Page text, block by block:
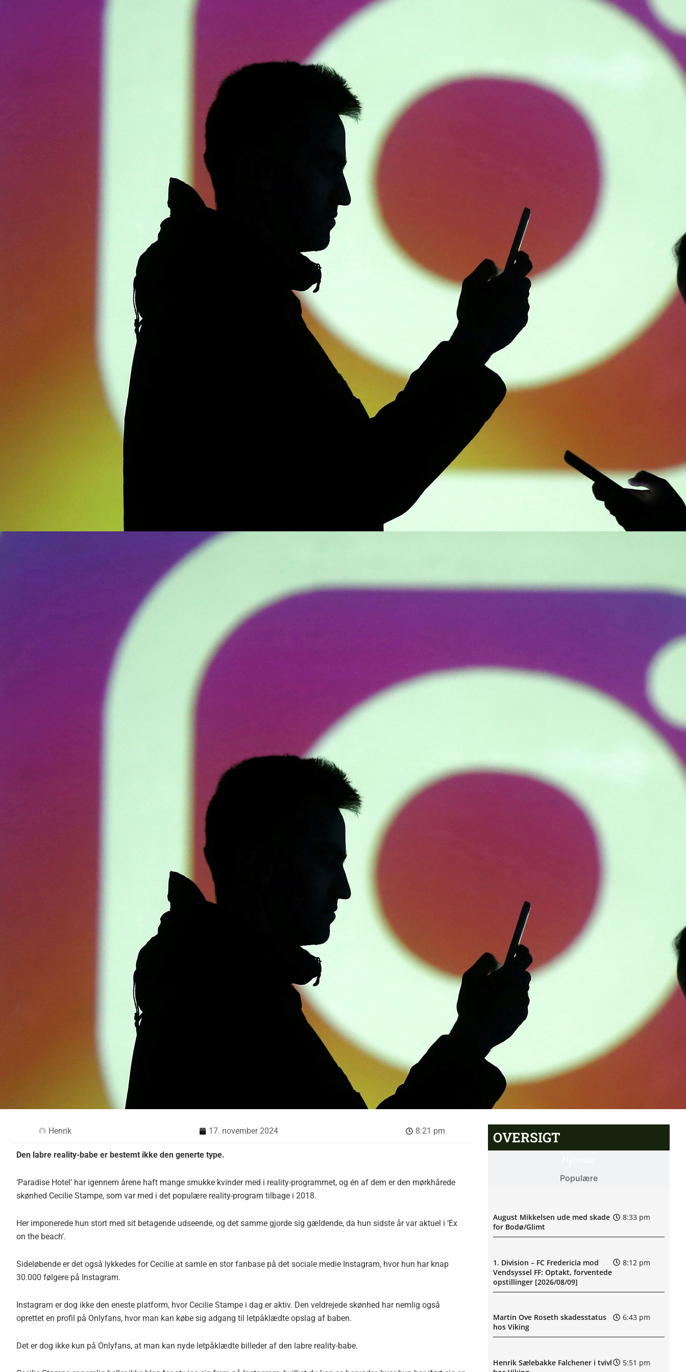
Henrik 17. november 2024 8:21 pm
Den labre reality-babe er bestemt ikke den generte type.
‘Paradise Hotel’ har igennem årene haft mange smukke kvinder med i reality-programmet, og én af dem er den mørkhårede
skønhed Cecilie Stampe, som var med i det populære reality-program tilbage i 2018.
Her imponerede hun stort med sit betagende udseende, og det samme gjorde sig gældende, da hun sidste år var aktuel i ‘Ex
on the beach’.
Sideløbende er det også lykkedes for Cecilie at samle en stor fanbase på det sociale medie Instagram, hvor hun har knap
30.000 følgere på Instagram.
Instagram er dog ikke den eneste platform, hvor Cecilie Stampe i dag er aktiv. Den veldrejede skønhed har nemlig også
oprettet en profil på Onlyfans, hvor man kan købe sig adgang til letpåklædte opslag af baben.
Det er dog ikke kun på Onlyfans, at man kan nyde letpåklædte billeder af den labre reality-babe.
OVERSIGT
Populære
August Mikkelsen ude med skade
for Bodø/Glimt
8:33 pm
1. Division – FC Fredericia mod
Vendsyssel FF: Optakt, forventede
opstillinger [2026/08/09]
8:12 pm
Martin Ove Roseth skadesstatus
hos Viking
6:43 pm
Henrik Sælebakke Falchener i tvivl
5:51 pm